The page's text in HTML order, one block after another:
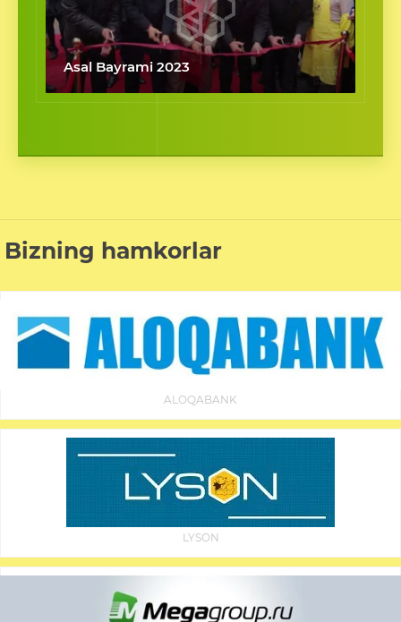
Asal Bayrami 2023
Bizning hamkorlar
ALOQABANK
LYSON